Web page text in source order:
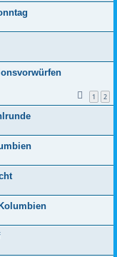
1 2